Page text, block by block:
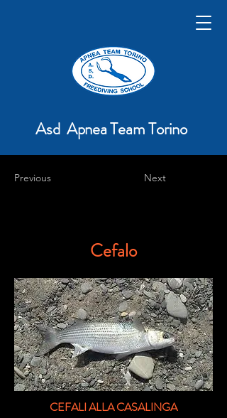
Asd Apnea Team Torino
Previous Next
Cefalo
CEFALI ALLA CASALINGA